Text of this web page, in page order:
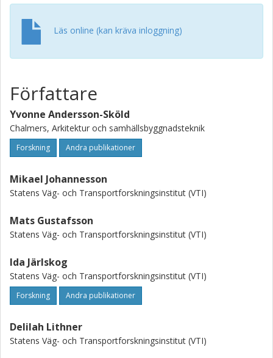
identify knowledge gaps and research requirements in
relation to microplastics from road traffic. This
Läs online (kan kräva inloggning)
Författare
Yvonne Andersson-Sköld
Chalmers, Arkitektur och samhällsbyggnadsteknik
Forskning Andra publikationer
Mikael Johannesson
Statens Väg- och Transportforskningsinstitut (VTI)
Mats Gustafsson
Statens Väg- och Transportforskningsinstitut (VTI)
Ida Järlskog
Statens Väg- och Transportforskningsinstitut (VTI)
Forskning Andra publikationer
Delilah Lithner
Statens Väg- och Transportforskningsinstitut (VTI)